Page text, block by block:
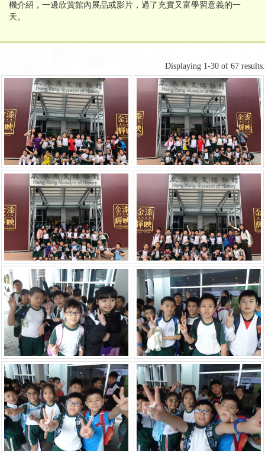
機介紹，一邊欣賞館內展品或影片，過了充實又富學習意義的一
天。
Displaying 1-30 of 67 results.